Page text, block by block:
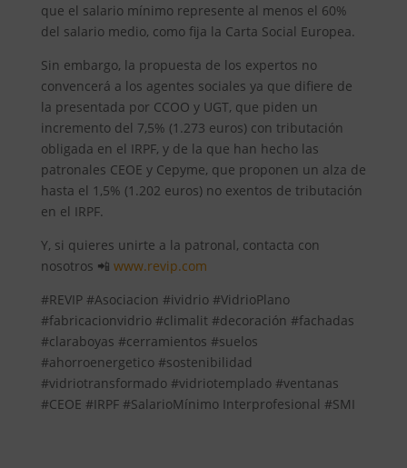
que el salario mínimo represente al menos el 60%
del salario medio, como fija la Carta Social Europea.
Sin embargo, la propuesta de los expertos no
convencerá a los agentes sociales ya que difiere de
la presentada por CCOO y UGT, que piden un
incremento del 7,5% (1.273 euros) con tributación
obligada en el IRPF, y de la que han hecho las
patronales CEOE y Cepyme, que proponen un alza de
hasta el 1,5% (1.202 euros) no exentos de tributación
en el IRPF.
Y, si quieres unirte a la patronal, contacta con
nosotros 📲 www.revip.com
#REVIP #Asociacion #ividrio #VidrioPlano
#fabricacionvidrio #climalit #decoración #fachadas
#claraboyas #cerramientos #suelos
#ahorroenergetico #sostenibilidad
#vidriotransformado #vidriotemplado #ventanas
#CEOE #IRPF #SalarioMínimo Interprofesional #SMI